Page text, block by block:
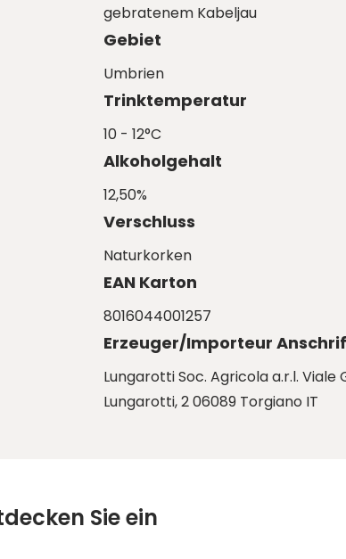
gebratenem Kabeljau
Gebiet
Umbrien
Trinktemperatur
10 - 12°C
Alkoholgehalt
12,50%
Verschluss
Naturkorken
EAN Karton
8016044001257
Erzeuger/Importeur
Lungarotti Soc. Agricola a.r.l. Viale
Lungarotti, 2 06089 Torgiano IT
Sie ein